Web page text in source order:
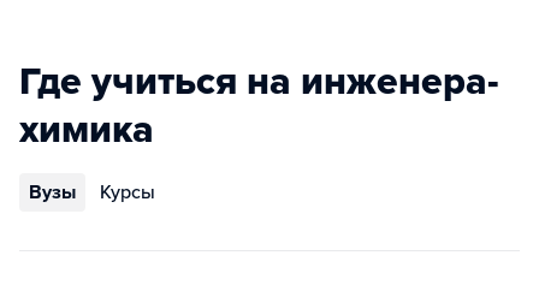
Где учиться на инженера-
химика
Вузы Курсы